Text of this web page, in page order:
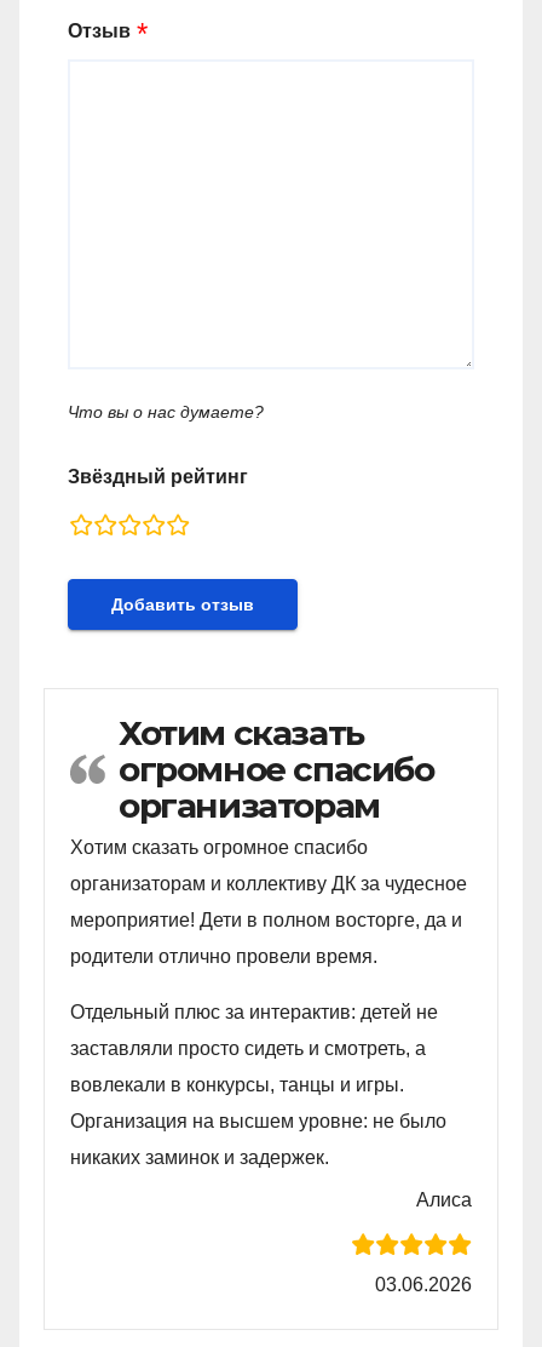
Отзыв
Что вы о нас думаете?
Звёздный рейтинг
rating
fields
Хотим сказать
огромное спасибо
организаторам
Хотим сказать огромное спасибо
организаторам и коллективу ДК за чудесное
мероприятие! Дети в полном восторге, да и
родители отлично провели время.
Отдельный плюс за интерактив: детей не
заставляли просто сидеть и смотреть, а
вовлекали в конкурсы, танцы и игры.
Организация на высшем уровне: не было
никаких заминок и задержек.
Алиса
03.06.2026